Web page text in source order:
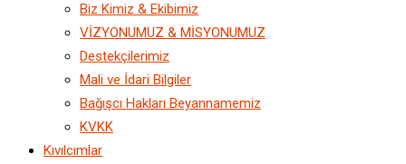
Biz Kimiz & Ekibimiz
VİZYONUMUZ & MİSYONUMUZ
Destekçilerimiz
Mali ve İdari Bilgiler
Bağışcı Hakları Beyannamemiz
KVKK
Kıvılcımlar